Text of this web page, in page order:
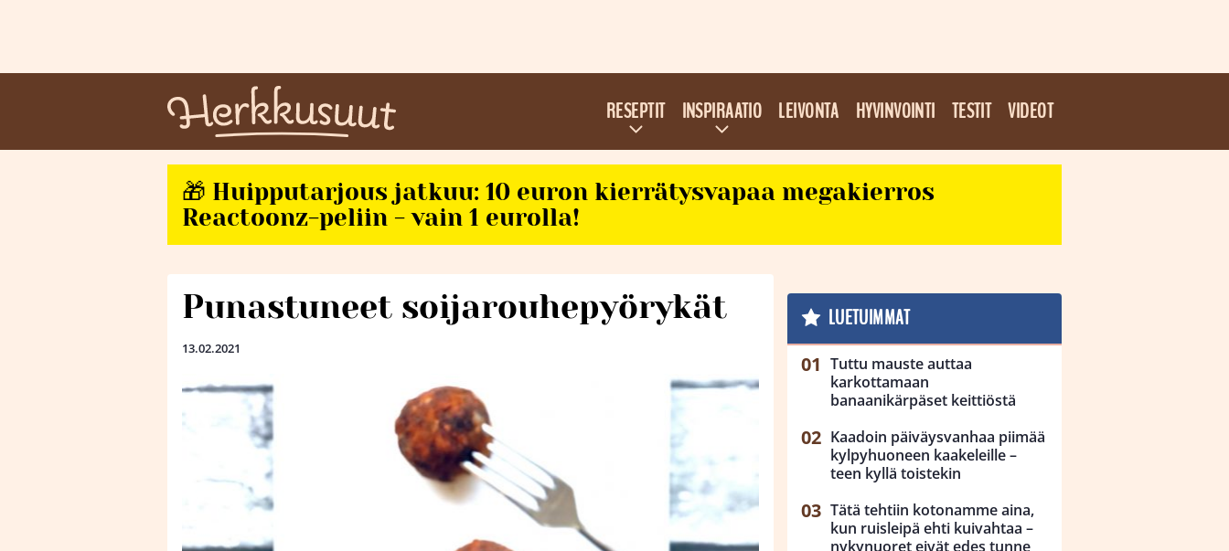
RESEPTIT INSPIRAATIO LEIVONTA HYVINVOINTI TESTIT VIDEOT
🎁 Huipputarjous jatkuu: 10 euron kierrätysvapaa megakierros
Reactoonz-peliin - vain 1 eurolla!
Punastuneet soijarouhepyörykät
13.02.2021
LUETUIMMAT
Tuttu mauste auttaa
karkottamaan
banaanikärpäset keittiöstä
Kaadoin päiväysvanhaa piimää
kylpyhuoneen kaakeleille –
teen kyllä toistekin
Tätä tehtiin kotonamme aina,
kun ruisleipä ehti kuivahtaa –
nykynuoret eivät edes tunne